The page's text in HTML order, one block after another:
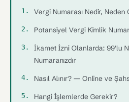
Vergi Numarası Nedir, Neden
Potansiyel Vergi Kimlik
İkamet İzni Olanlarda: 99'lu
Numaranızdır
Nasıl Alınır? — Online ve
Hangi İşlemlerde Gerekir?